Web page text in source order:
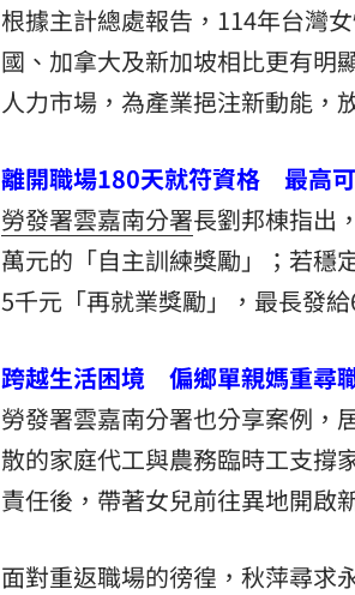
根據主計總處報告，114年台灣
國、加拿大及新加坡相比更有明
人力市場，為產業挹注新動能，
離開職場180天就符資格 最高
勞發署雲嘉南分署長劉邦棟指出
萬元的「自主訓練獎勵」；若穩
5千元「再就業獎勵」，最長發
跨越生活困境 偏鄉單親媽重尋
勞發署雲嘉南分署也分享案例，
散的家庭代工與農務臨時工支撐
責任後，帶著女兒前往異地開啟
面對重返職場的徬徨，秋萍尋求